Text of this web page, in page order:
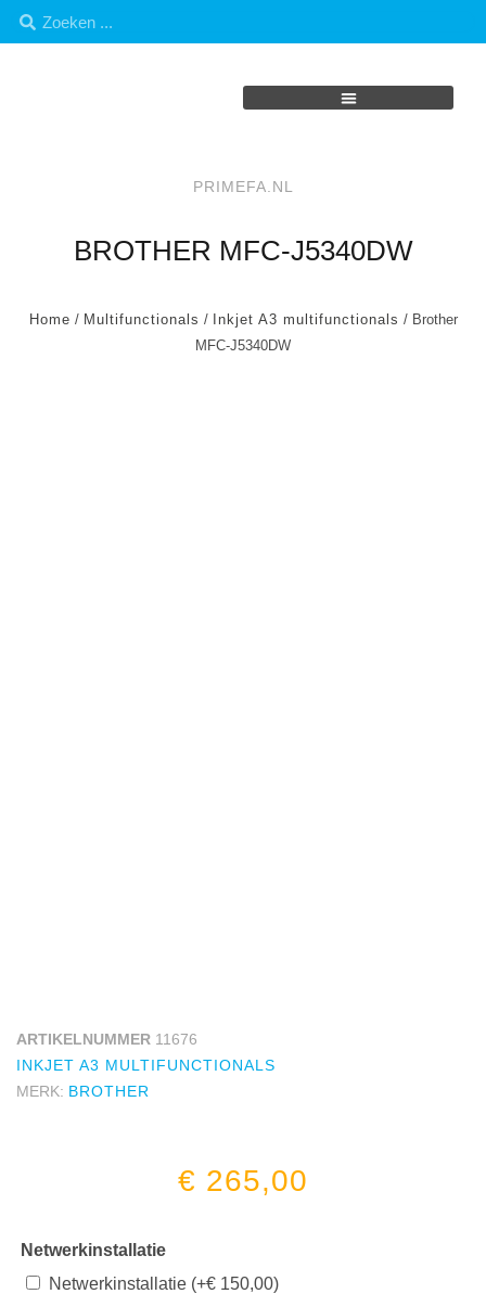
PRIMEFA.NL
BROTHER MFC-J5340DW
Home / Multifunctionals / Inkjet A3 multifunctionals / Brother
MFC-J5340DW
ARTIKELNUMMER 11676
INKJET A3 MULTIFUNCTIONALS
MERK: BROTHER
€ 265,00
Netwerkinstallatie
Netwerkinstallatie (+€ 150,00)